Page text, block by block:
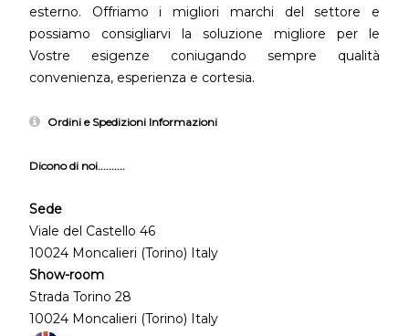
esterno. Offriamo i migliori marchi del settore e
possiamo consigliarvi la soluzione migliore per le
Vostre esigenze coniugando sempre qualità
convenienza, esperienza e cortesia.
Ordini e Spedizioni Informazioni
Dicono di noi..........
Sede
Viale del Castello 46
10024 Moncalieri (Torino) Italy
Show-room
Strada Torino 28
10024 Moncalieri (Torino) Italy